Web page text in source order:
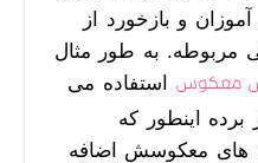
و بازخورد از
مربوطه. به طور مثال
معکوس استفاده می
برده اینطور که
های معکوسش اضافه